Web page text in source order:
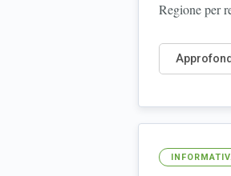
Regione per